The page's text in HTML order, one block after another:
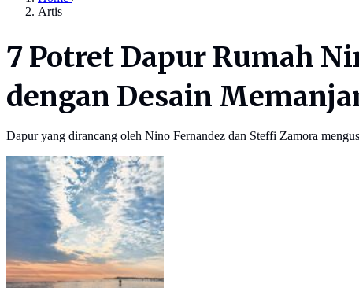
Artis
7 Potret Dapur Rumah
dengan Desain
Dapur yang dirancang oleh Nino Fernandez dan Steffi Zamora